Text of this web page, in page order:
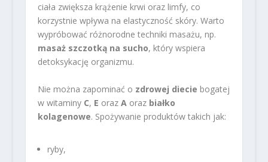
ciała zwiększa krążenie krwi oraz limfy, co
korzystnie wpływa na elastyczność skóry. Warto
wypróbować różnorodne techniki masażu, np.
masaż szczotką na sucho, który wspiera
detoksykację organizmu.
Nie można zapominać o zdrowej diecie bogatej
w witaminy C, E oraz A oraz białko
kolagenowe. Spożywanie produktów takich jak:
ryby,